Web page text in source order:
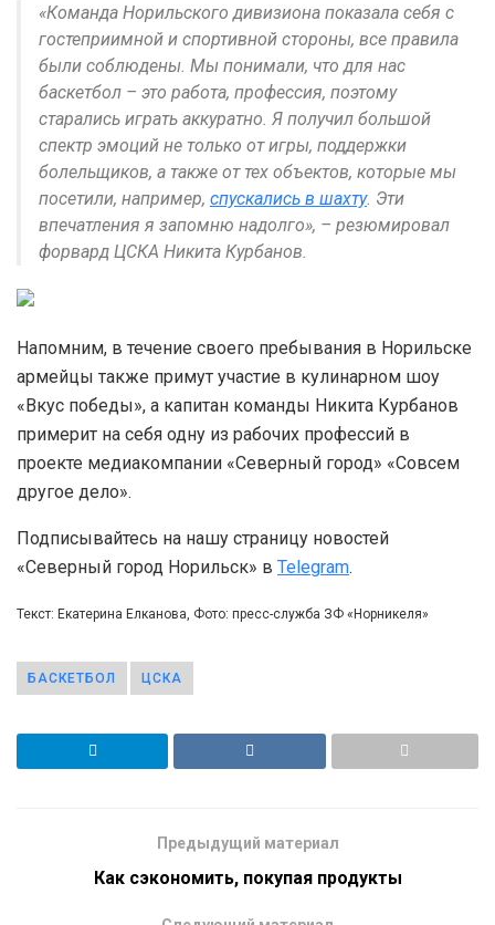
«Команда Норильского дивизиона показала себя с
гостеприимной и спортивной стороны, все правила
были соблюдены. Мы понимали, что для нас
баскетбол – это работа, профессия, поэтому
старались играть аккуратно. Я получил большой
спектр эмоций не только от игры, поддержки
болельщиков, а также от тех объектов, которые мы
посетили, например, спускались в шахту. Эти
впечатления я запомню надолго», – резюмировал
форвард ЦСКА Никита Курбанов.
Напомним, в течение своего пребывания в Норильске
армейцы также примут участие в кулинарном шоу
«Вкус победы», а капитан команды Никита Курбанов
примерит на себя одну из рабочих профессий в
проекте медиакомпании «Северный город» «Совсем
другое дело».
Подписывайтесь на нашу страницу новостей
«Северный город Норильск» в Telegram.
Текст: Екатерина Елканова, Фото: пресс-служба ЗФ «Норникеля»
БАСКЕТБОЛ ЦСКА
Предыдущий материал
Как сэкономить, покупая продукты